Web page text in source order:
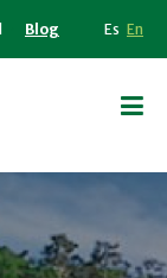
Blog Es En